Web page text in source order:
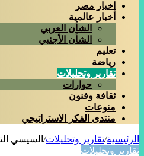
اخبار مصر
أخبار عالمية
الشأن العربي
الشأن الأجنبي
تعليم
رياضة
تقارير وتحليلات
حوارات
ثقافة وفنون
منوعات
منتدى الفكر الاستراتيجي
الرئيسية/تقارير وتحليلات/ السيسي
تقارير وتحليلات